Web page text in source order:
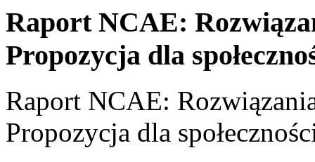
Raport NCAE:
Propozycja dla
Raport NCAE:
Propozycja dla